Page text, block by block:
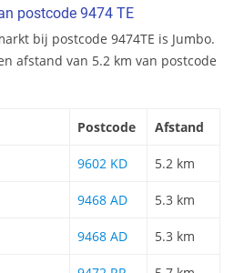
postcode 9474 TE
bij postcode 9474TE is Jumbo.
afstand van 5.2 km van postcode
Postcode Afstand
9602 KD 5.2 km
9468 AD 5.3 km
9468 AD 5.3 km